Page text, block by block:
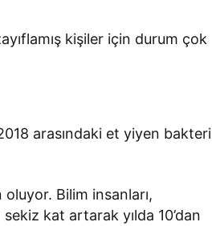
kişiler için durum çok
arasındaki et yiyen bakteri
Bilim insanları,
kat artarak yılda 10’dan